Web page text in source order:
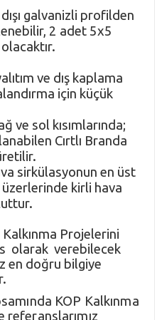
galvanizli profilden
2 adet 5x5
ve dış kaplama
için küçük
ve sol kısımlarında;
Cırtlı Branda
sirkülasyonun en üst
üzerlerinde kirli hava
Projelerini
olarak verebilecek
en doğru bilgiye
KOP Kalkınma
referanslarımız